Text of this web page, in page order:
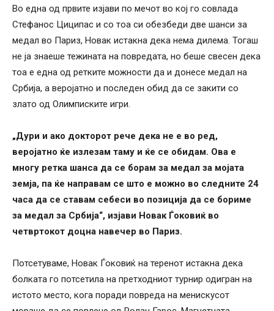
Во една од првите изјави по мечот во кој го совлада
Стефанос Циципас и со тоа си обезбеди две шанси за
медал во Париз, Новак истакна дека нема дилема. Тогаш
не ја знаеше тежината на повредата, но беше свесен дека
тоа е една од ретките можности да и донесе медал на
Србија, а веројатно и последен обид да се закити со
злато од Олимписките игри.
„Дури и ако докторот рече дека не е во ред,
веројатно ќе излезам таму и ќе се обидам. Ова е
многу ретка шанса да се борам за медал за мојата
земја, па ќе направам се што е можно во следните 24
часа да се ставам себеси во позиција да се бориме
за медал за Србија“, изјави Новак Ѓоковиќ во
четвртокот доцна навечер во Париз.
Потсетуваме, Новак Ѓоковиќ на теренот истакна дека
болката го потсетила на претходниот турнир одигран на
истото место, кога поради повреда на менискусот